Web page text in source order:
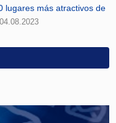
lugares más atractivos de
04.08.2023